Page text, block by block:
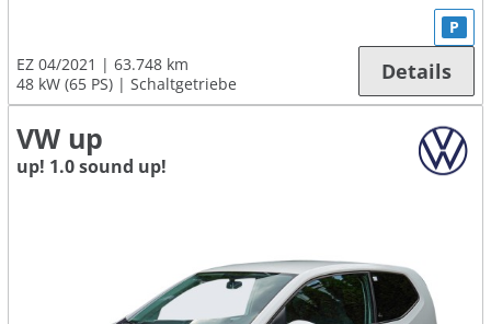
EZ 04/2021
63.748 km
48 kW (65 PS)
Schaltgetriebe
P
Details
VW up
up! 1.0 sound up!